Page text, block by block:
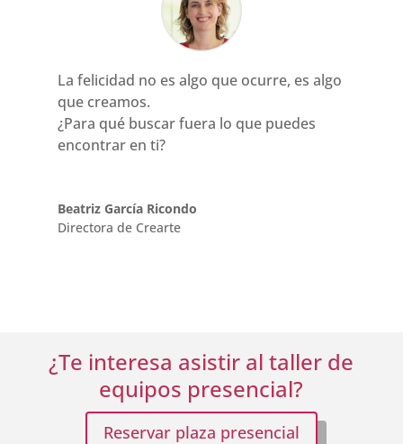
La felicidad no es algo que ocurre, es algo
que creamos.
¿Para qué buscar fuera lo que puedes
encontrar en ti?
Beatriz García Ricondo
Directora de Crearte
¿Te interesa asistir al taller de
equipos presencial?
Reservar plaza presencial